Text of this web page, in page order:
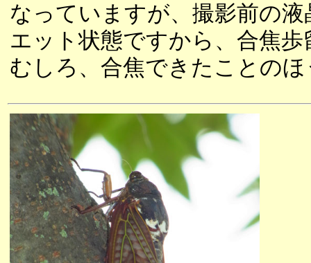
なっていますが、撮影前の
エット状態ですから、合焦
むしろ、合焦できたことの